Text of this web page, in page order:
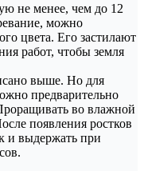
не менее, чем до 12
можно
цвета. Его застилают
работ, чтобы земля
выше. Но для
предварительно
во влажной
появления ростков
и выдержать при